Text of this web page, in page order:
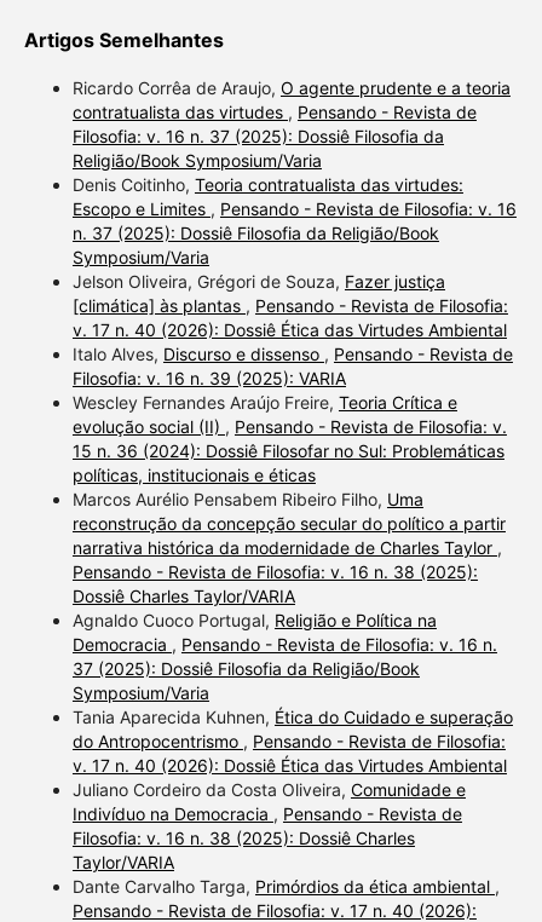
Artigos Semelhantes
Ricardo Corrêa de Araujo, O agente prudente e a teoria
contratualista das virtudes , Pensando - Revista de
Filosofia: v. 16 n. 37 (2025): Dossiê Filosofia da
Religião/Book Symposium/Varia
Denis Coitinho, Teoria contratualista das virtudes:
Escopo e Limites , Pensando - Revista de Filosofia: v. 16
n. 37 (2025): Dossiê Filosofia da Religião/Book
Symposium/Varia
Jelson Oliveira, Grégori de Souza, Fazer justiça
[climática] às plantas , Pensando - Revista de Filosofia:
v. 17 n. 40 (2026): Dossiê Ética das Virtudes Ambiental
Italo Alves, Discurso e dissenso , Pensando - Revista de
Filosofia: v. 16 n. 39 (2025): VARIA
Wescley Fernandes Araújo Freire, Teoria Crítica e
evolução social (II) , Pensando - Revista de Filosofia: v.
15 n. 36 (2024): Dossiê Filosofar no Sul: Problemáticas
políticas, institucionais e éticas
Marcos Aurélio Pensabem Ribeiro Filho, Uma
reconstrução da concepção secular do político a partir
narrativa histórica da modernidade de Charles Taylor ,
Pensando - Revista de Filosofia: v. 16 n. 38 (2025):
Dossiê Charles Taylor/VARIA
Agnaldo Cuoco Portugal, Religião e Política na
Democracia , Pensando - Revista de Filosofia: v. 16 n.
37 (2025): Dossiê Filosofia da Religião/Book
Symposium/Varia
Tania Aparecida Kuhnen, Ética do Cuidado e superação
do Antropocentrismo , Pensando - Revista de Filosofia:
v. 17 n. 40 (2026): Dossiê Ética das Virtudes Ambiental
Juliano Cordeiro da Costa Oliveira, Comunidade e
Indivíduo na Democracia , Pensando - Revista de
Filosofia: v. 16 n. 38 (2025): Dossiê Charles
Taylor/VARIA
Dante Carvalho Targa, Primórdios da ética ambiental ,
Pensando - Revista de Filosofia: v. 17 n. 40 (2026):